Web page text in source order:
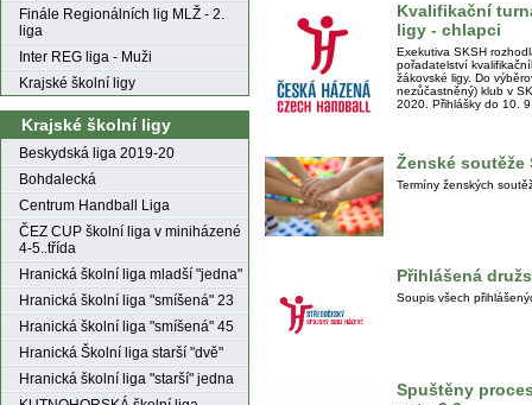
Finále Regionálních lig MLŽ - 2.
liga
Inter REG liga - Muži
Krajské školní ligy
Krajské školní ligy
Beskydská liga 2019-20
Bohdalecká
Centrum Handball Liga
ČEZ CUP školní liga v miniházené
4-5..třída
Hranická školní liga mladší "jedna"
Hranická školní liga "smíšená" 23
Hranická školní liga "smíšená" 45
Hranická Školní liga starší "dvě"
Hranická školní liga "starší" jedna
Kvalifikační
ligy - chlapci
Exekutiva SKSH
pořadatelství
žákovské ligy. Do
nezůčastněný) klub v
2020. Přihlášky do 10.
Ženské soutěže
Termíny ženských
Přihlášená
Soupis všech
Spuštěny